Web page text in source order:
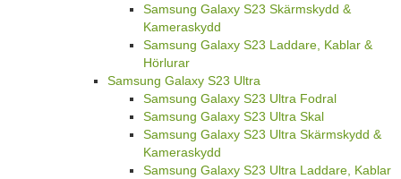
Samsung Galaxy S23 Skärmskydd &
Kameraskydd
Samsung Galaxy S23 Laddare, Kablar &
Hörlurar
Samsung Galaxy S23 Ultra
Samsung Galaxy S23 Ultra Fodral
Samsung Galaxy S23 Ultra Skal
Samsung Galaxy S23 Ultra Skärmskydd &
Kameraskydd
Samsung Galaxy S23 Ultra Laddare, Kablar